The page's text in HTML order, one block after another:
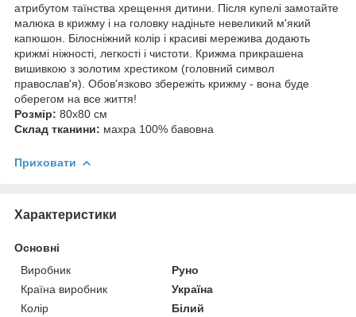
атрибутом таїнства хрещення дитини. Після купелі замотайте
малюка в крижму і на головку надіньте невеликий м'який
капюшон. Білосніжний колір і красиві мережива додають
крижмі ніжності, легкості і чистоти. Крижма прикрашена
вишивкою з золотим хрестиком (головний символ
православ'я). Обов'язково збережіть крижму - вона буде
оберегом на все життя!
Розмір: 80х80 см
Склад тканини: махра 100% бавовна
Приховати
Характеристики
Основні
Виробник
Руно
Країна виробник
Україна
Колір
Білий